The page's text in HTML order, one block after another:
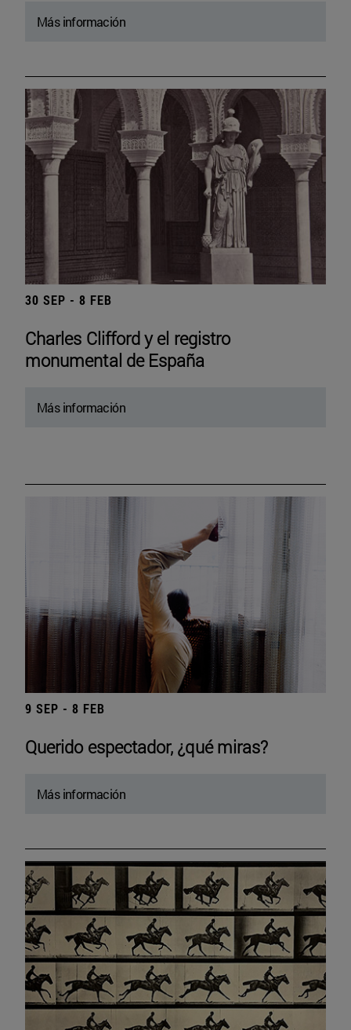
Más información
30 SEP - 8 FEB
Charles Clifford y el registro
monumental de España
Más información
9 SEP - 8 FEB
Querido espectador, ¿qué miras?
Más información